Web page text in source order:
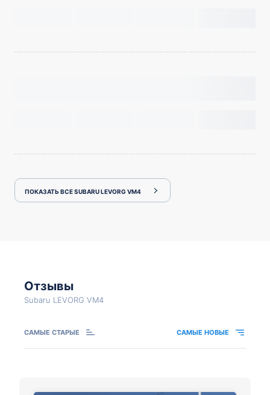
ПОКАЗАТЬ ВСЕ SUBARU LEVORG VM4
Отзывы
Subaru LEVORG VM4
САМЫЕ СТАРЫЕ САМЫЕ НОВЫЕ